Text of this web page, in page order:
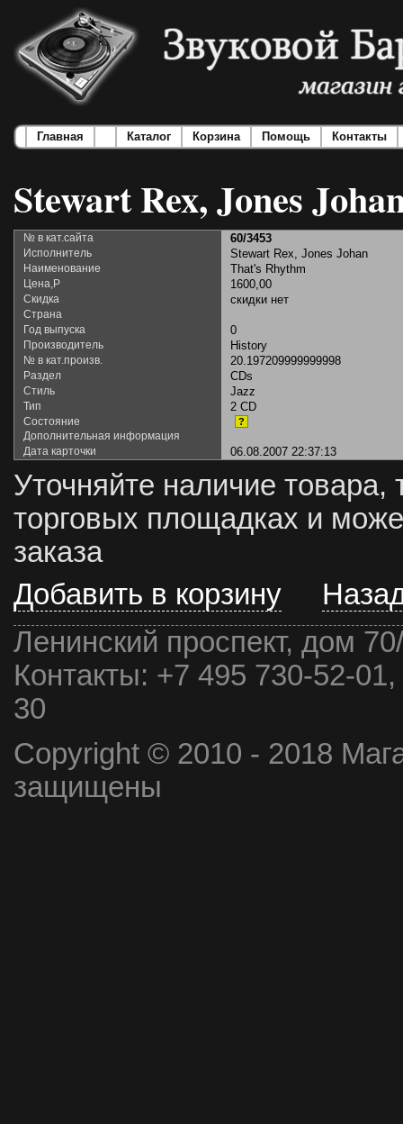
Главная Каталог Корзина Помощь Контакты
Stewart Rex, Jones
№ в кат.сайта 60/3453
Исполнитель Stewart Rex, Jones Johan
Наименование That's Rhythm
Цена,Р 1600,00
Скидка скидки нет
Страна
Год выпуска
0
Производитель History
№ в кат.произв. 20.197209999999998
Раздел CDs
Стиль Jazz
Тип 2 CD
Состояние ?
Дополнительная информация
Дата карточки
06.08.2007 22:37:13
Уточняйте наличие товара,
торговых площадках и
заказа
Добавить в корзину
Ленинский проспект, дом
Контакты: +7 495 730-52-
30
Copyright © 2010 - 2018
защищены